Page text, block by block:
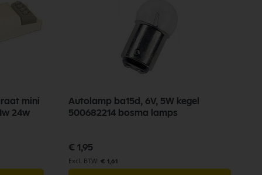
mini
24w
Autolamp ba15d, 6V, 5W kegel
500682214 bosma lamps
€ 1,95
€ 1,61